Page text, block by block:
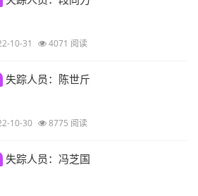
10-31 4071 阅读
失踪人员：陈世斤
10-30 8775 阅读
失踪人员：冯芝国